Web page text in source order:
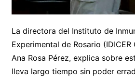
La directora del Instituto de
Experimental de Rosario (IDICER
Ana Rosa Pérez, explica sobre
lleva largo tiempo sin poder